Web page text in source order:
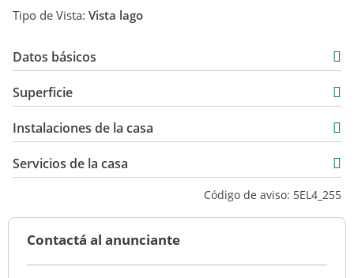
Tipo de Vista: Vista lago
Datos básicos
Venta
USD 570.000
Superficie
1.454 m2
287 m2
Instalaciones de la casa
Servicios de la casa
Código de aviso: 5EL4_255
Contactá al anunciante